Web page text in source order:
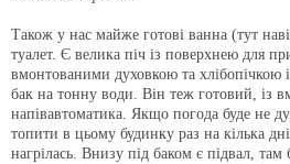
Також у нас майже готові ванна (тут
туалет. Є велика піч із поверхнею для
вмонтованими духовкою та хлібопічкою
бак на тонну води. Він теж готовий, із
напівавтоматика. Якщо погода буде не
топити в цьому будинку раз на кілька
нагрілась. Внизу під баком є підвал, там